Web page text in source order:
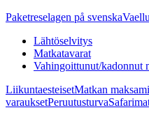
Paketreselagen på svenska
Lähtöselvitys
Matkatavarat
Vahingoittunut/kadonnut
LiikuntaesteisetMatkan
varauksetPeruutusturva